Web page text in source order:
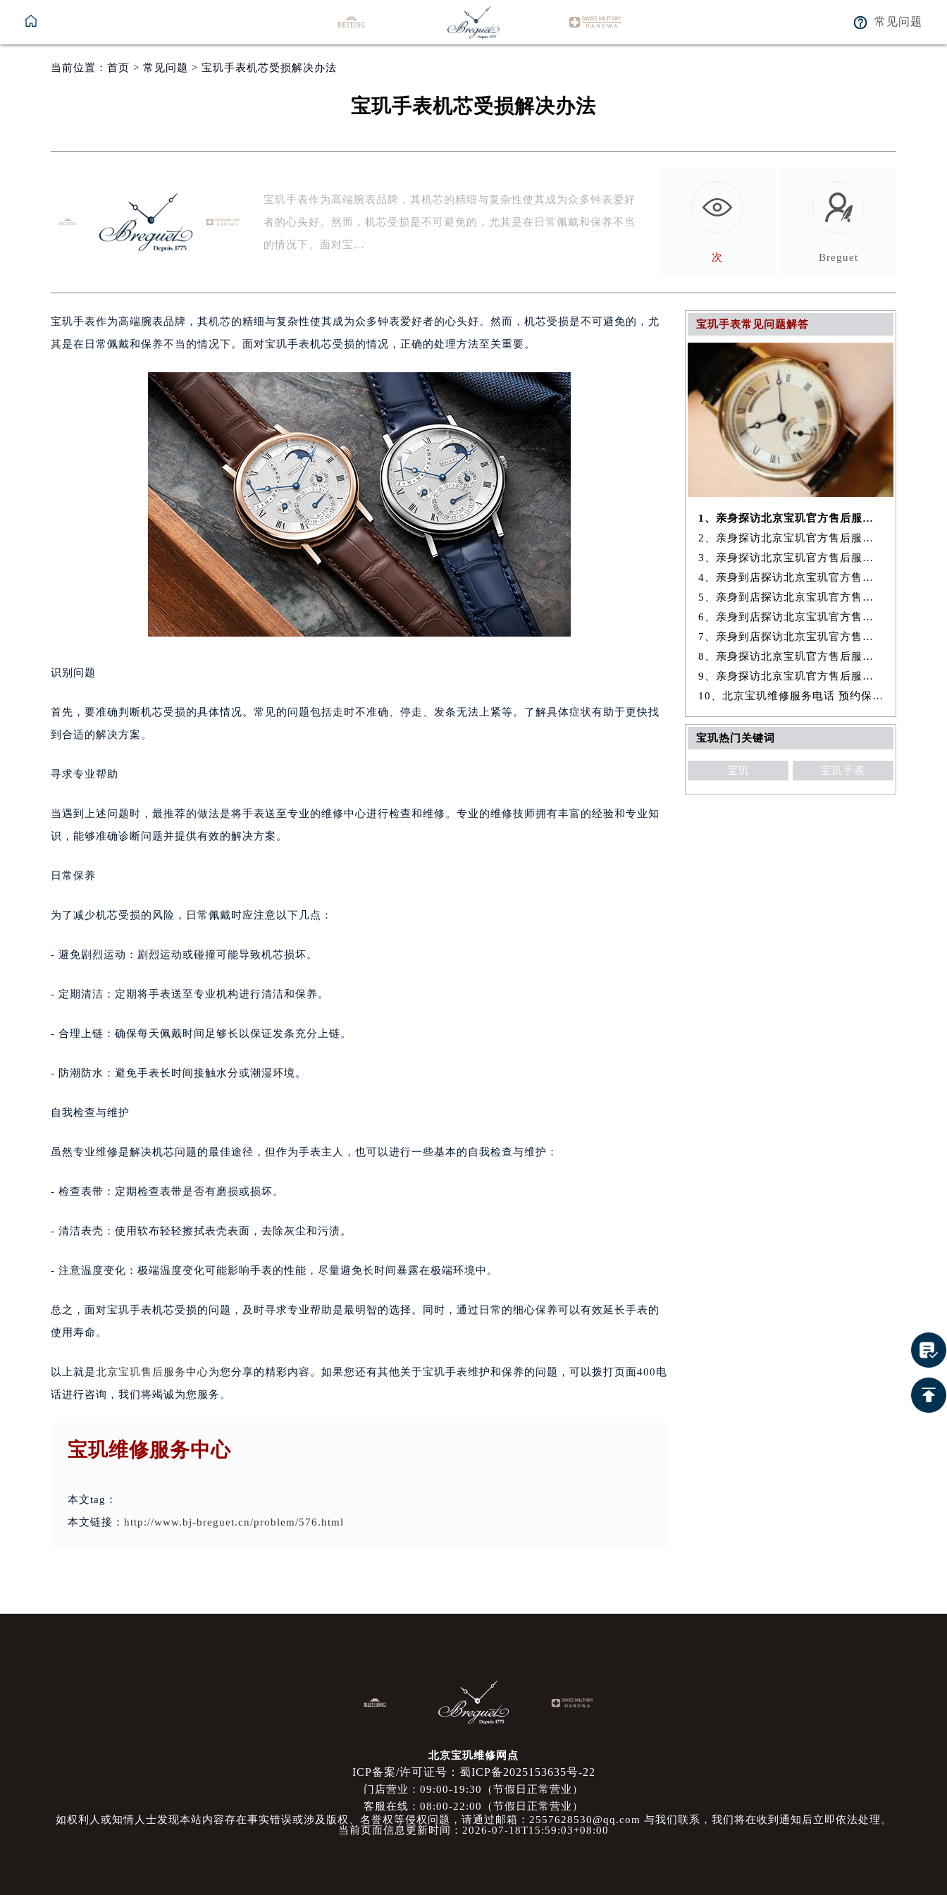
常见问题
当前位置： 首页 > 常见问题 > 宝玑手表机芯受损解决办法
宝玑手表机芯受损解决办法
宝玑手表作为高端腕表品牌，其机芯的精细与复杂性使其成为众多钟表爱好
者的心头好。然而，机芯受损是不可避免的，尤其是在日常佩戴和保养不当
的情况下。面对宝…
次
Breguet
宝玑手表作为高端腕表品牌，其机芯的精细与复杂性使其成为众多钟表爱好者的心头好。然而，机芯受损是不可避免的，尤
其是在日常佩戴和保养不当的情况下。面对宝玑手表机芯受损的情况，正确的处理方法至关重要。
识别问题
首先，要准确判断机芯受损的具体情况。常见的问题包括走时不准确、停走、发条无法上紧等。了解具体症状有助于更快找
到合适的解决方案。
寻求专业帮助
当遇到上述问题时，最推荐的做法是将手表送至专业的维修中心进行检查和维修。专业的维修技师拥有丰富的经验和专业知
识，能够准确诊断问题并提供有效的解决方案。
日常保养
为了减少机芯受损的风险，日常佩戴时应注意以下几点：
- 避免剧烈运动：剧烈运动或碰撞可能导致机芯损坏。
- 定期清洁：定期将手表送至专业机构进行清洁和保养。
- 合理上链：确保每天佩戴时间足够长以保证发条充分上链。
- 防潮防水：避免手表长时间接触水分或潮湿环境。
自我检查与维护
虽然专业维修是解决机芯问题的最佳途径，但作为手表主人，也可以进行一些基本的自我检查与维护：
- 检查表带：定期检查表带是否有磨损或损坏。
- 清洁表壳：使用软布轻轻擦拭表壳表面，去除灰尘和污渍。
- 注意温度变化：极端温度变化可能影响手表的性能，尽量避免长时间暴露在极端环境中。
总之，面对宝玑手表机芯受损的问题，及时寻求专业帮助是最明智的选择。同时，通过日常的细心保养可以有效延长手表的
使用寿命。
以上就是北京宝玑售后服务中心为您分享的精彩内容。如果您还有其他关于宝玑手表维护和保养的问题，可以拨打页面400电
话进行咨询，我们将竭诚为您服务。
宝玑维修服务中心
本文tag：
本文链接： http://www.bj-breguet.cn/problem/576.html
宝玑手表常见问题解答
1、亲身探访北京宝玑官方售后服务中心｜网点地址及服务热线（2026年7月
2、亲身探访北京宝玑官方售后服务中心｜电话和完整地址（2026年7月最新）
3、亲身探访北京宝玑官方售后服务中心｜地址与24小时客服电话（2026年7
4、亲身到店探访北京宝玑官方售后服务中心｜完整网点地址与热线（2026年
5、亲身到店探访北京宝玑官方售后服务中心｜网点地址与客服电话（2026年
6、亲身到店探访北京宝玑官方售后服务中心｜最新官方热线和24小时维修
7、亲身到店探访北京宝玑官方售后服务中心｜全新地址与官方电话（2026年
8、亲身探访北京宝玑官方售后服务中心｜官方热线与门店地址（2026年7月
9、亲身探访北京宝玑官方售后服务中心｜详细网点地址与售后服务电话（20
10、北京宝玑维修服务电话 预约保养售后服务中心权威公示（2026年7月最
宝玑热门关键词
宝玑 宝玑手表
北京宝玑维修网点
ICP备案/许可证号：蜀ICP备2025153635号-22
门店营业：09:00-19:30（节假日正常营业）
客服在线：08:00-22:00（节假日正常营业）
如权利人或知情人士发现本站内容存在事实错误或涉及版权、名誉权等侵权问题，请通过邮箱：2557628530@qq.com 与我们联系，我们将在收到通知后立即依法处理。
当前页面信息更新时间：2026-07-18T15:59:03+08:00